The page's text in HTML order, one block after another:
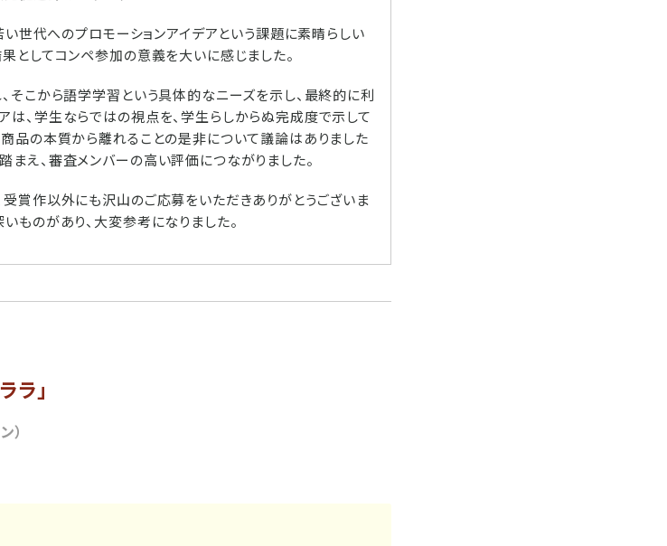
い世代へのプロモーションアイデアという課題に素晴らしい
としてコンペ参加の意義を大いに感じました。
そこから語学学習という具体的なニーズを示し、最終的に利
は、学生ならではの視点を、学生らしからぬ完成度で示して
商品の本質から離れることの是非について議論はありました
え、審査メンバーの高い評価につながりました。
受賞作以外にも沢山のご応募をいただきありがとうございま
ものがあり、大変参考になりました。
ラ」
）